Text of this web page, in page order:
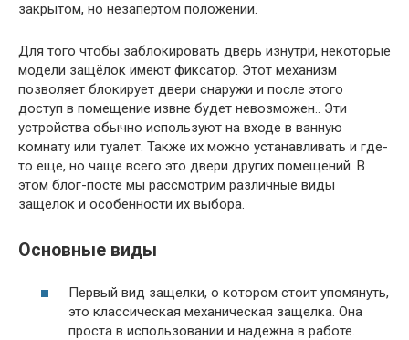
закрытом, но незапертом положении.
Для того чтобы заблокировать дверь изнутри, некоторые
модели защёлок имеют фиксатор. Этот механизм
позволяет блокирует двери снаружи и после этого
доступ в помещение извне будет невозможен.. Эти
устройства обычно используют на входе в ванную
комнату или туалет. Также их можно устанавливать и где-
то еще, но чаще всего это двери других помещений. В
этом блог-посте мы рассмотрим различные виды
защелок и особенности их выбора.
Основные виды
Первый вид защелки, о котором стоит упомянуть,
это классическая механическая защелка. Она
проста в использовании и надежна в работе.